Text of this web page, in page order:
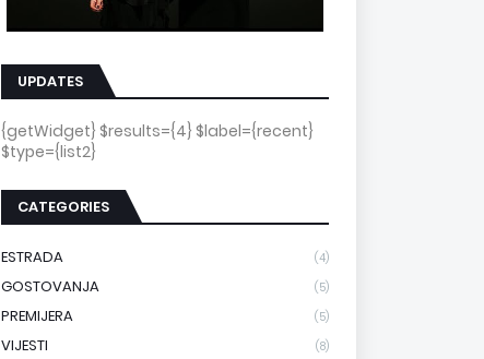
UPDATES
{getWidget} $results={4} $label={recent}
$type={list2}
CATEGORIES
ESTRADA (4)
GOSTOVANJA (5)
PREMIJERA (5)
VIJESTI (8)